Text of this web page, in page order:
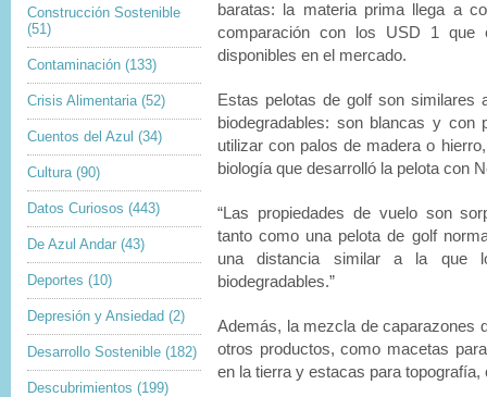
Construcción Sostenible
(51)
Contaminación (133)
Crisis Alimentaria (52)
Cuentos del Azul (34)
Cultura (90)
Datos Curiosos (443)
De Azul Andar (43)
Deportes (10)
Depresión y Ansiedad (2)
Desarrollo Sostenible (182)
Descubrimientos (199)
baratas: la materia prima llega a
comparación con los USD 1 que
disponibles en el mercado.
Estas pelotas de golf son similares
biodegradables: son blancas y con
utilizar con palos de madera o
biología que desarrolló la pelota con
“Las propiedades de vuelo son
tanto como una pelota de golf
una distancia similar a la que
biodegradables.”
Además, la mezcla de caparazones
otros productos, como macetas
en la tierra y estacas para